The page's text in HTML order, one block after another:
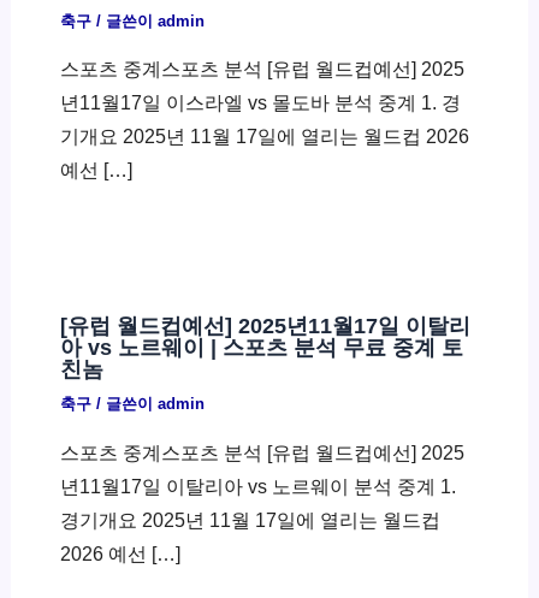
축구/ 글쓴이 admin
스포츠 중계스포츠 분석 [유럽 월드컵예선] 2025
년11월17일 이스라엘 vs 몰도바 분석 중계 1. 경
기개요 2025년 11월 17일에 열리는 월드컵 2026
예선 […]
[유럽 월드컵예선] 2025년11월17일 이탈리
아 vs 노르웨이 | 스포츠 분석 무료 중계 토
친놈
축구/ 글쓴이 admin
스포츠 중계스포츠 분석 [유럽 월드컵예선] 2025
년11월17일 이탈리아 vs 노르웨이 분석 중계 1.
경기개요 2025년 11월 17일에 열리는 월드컵
2026 예선 […]